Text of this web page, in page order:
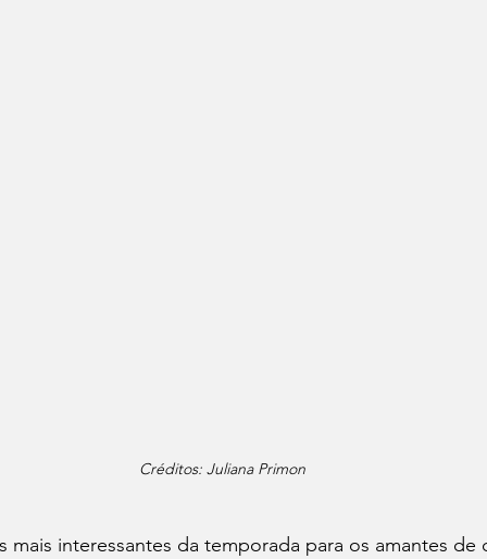
Créditos: Juliana Primon
mais interessantes da temporada para os amantes